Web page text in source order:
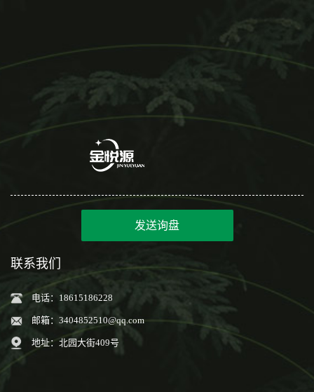
发送询盘
联系我们
电话：18615186228
邮箱： 3404852510@qq.com
地址：北园大街409号